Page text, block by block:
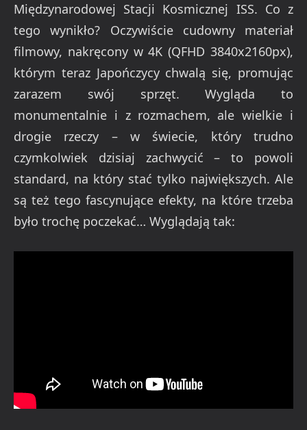
Międzynarodowej Stacji Kosmicznej ISS. Co z
tego wynikło? Oczywiście cudowny materiał
filmowy, nakręcony w 4K (QFHD 3840x2160px),
którym teraz Japończycy chwalą się, promując
zarazem swój sprzęt. Wygląda to
monumentalnie i z rozmachem, ale wielkie i
drogie rzeczy – w świecie, który trudno
czymkolwiek dzisiaj zachwycić – to powoli
standard, na który stać tylko największych. Ale
są też tego fascynujące efekty, na które trzeba
było trochę poczekać… Wyglądają tak: